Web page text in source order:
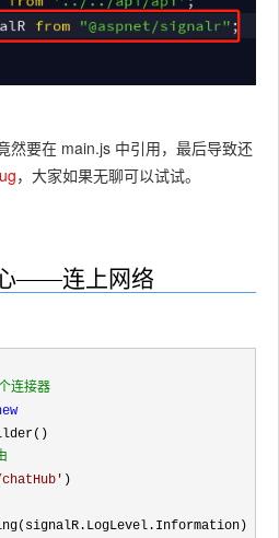
然要在 main.js 中引用，最后导致还
，大家如果无聊可以试试。
——连上网络
连接器
' )